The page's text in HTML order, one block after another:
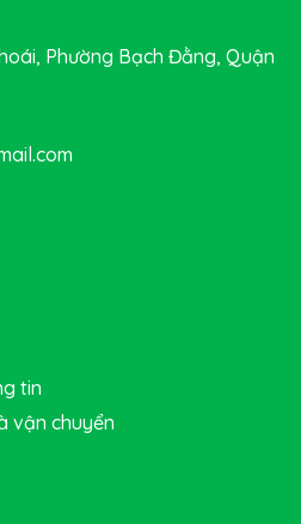
Phường Bạch Đằng, Quận
tin
vận chuyển